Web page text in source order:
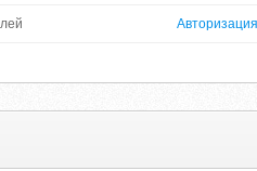
Авторизация